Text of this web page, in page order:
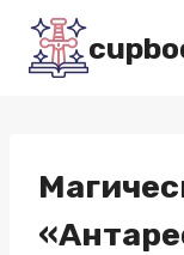
Перейти
содержимому